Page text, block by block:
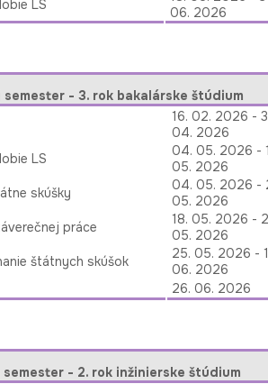
LS
06. 2026
- 3. rok bakalárske štúdium
16. 02. 2026 -
04. 2026
LS
04. 05. 2026 -
05. 2026
skúšky
04. 05. 2026 -
05. 2026
práce
18. 05. 2026 -
05. 2026
štátnych skúšok
25. 05. 2026 -
06. 2026
26. 06. 2026
- 2. rok inžinierske štúdium